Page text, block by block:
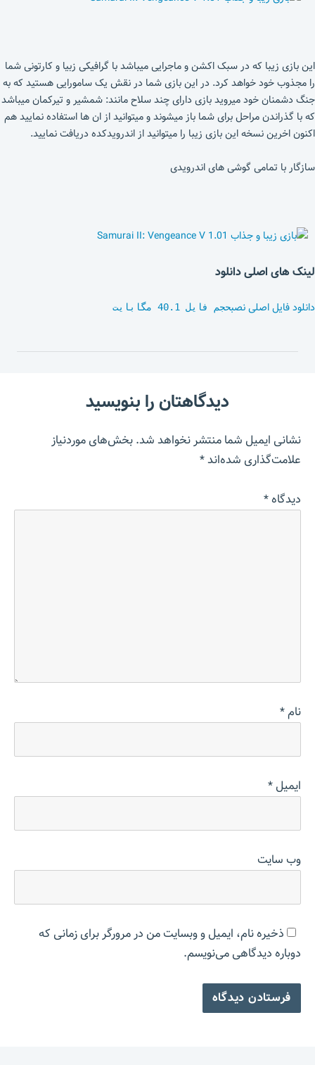
این بازی زیبا که در سبک اکشن و ماجرایی میباشد با گرافیکی زبیا و کارتونی شما
را مجذوب خود خواهد کرد. در این بازی شما در نقش یک سامورایی هستید که به
جنگ دشمنان خود میروید بازی دارای چند سلاح مانند: شمشیر و تیرکمان میباشد
که با گذراندن مراحل برای شما باز میشوند و میتوانید از ان ها استفاده نمایید هم
اکنون اخرین نسخه این بازی زیبا را میتوانید از اندرویدکده دریافت نمایید.
سازگار با تمامی گوشی های اندرویدی
لینک های اصلی دانلود
دانلود فایل اصلی نصبحجم فایل 40.1 مگابایت
دیدگاهتان را بنویسید
نشانی ایمیل شما منتشر نخواهد شد.بخش‌های موردنیاز
علامت‌گذاری شده‌اند*
دیدگاه*
نام*
ایمیل*
وب‌ سایت
ذخیره نام، ایمیل و وبسایت من در مرورگر برای زمانی که
دوباره دیدگاهی می‌نویسم.